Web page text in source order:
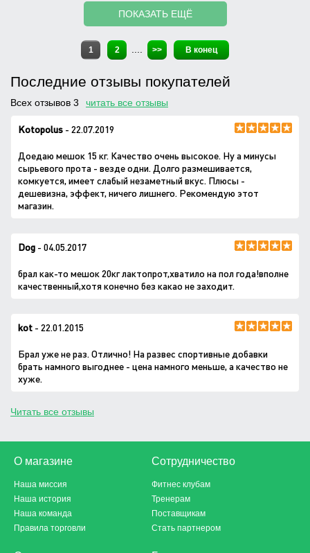
ПОКАЗАТЬ ЕЩЁ
1 2 >> В конец
Последние отзывы покупателей
Всех отзывов 3 читать все отзывы
Kotopolus - 22.07.2019
Доедаю мешок 15 кг. Качество очень высокое. Ну а минусы
сырьевого прота - везде одни. Долго размешивается,
комкуется, имеет слабый незаметный вкус. Плюсы -
дешевизна, эффект, ничего лишнего. Рекомендую этот
магазин.
Dog - 04.05.2017
брал как-то мешок 20кг лактопрот,хватило на пол года!вполне
качественный,хотя конечно без какао не заходит.
kot - 22.01.2015
Брал уже не раз. Отлично! На развес спортивные добавки
брать намного выгоднее - цена намного меньше, а качество не
хуже.
Читать все отзывы
О магазине
Наша миссия
Наша история
Наша команда
Правила торговли
Сотрудничество
Фитнес клубам
Тренерам
Поставщикам
Стать партнером